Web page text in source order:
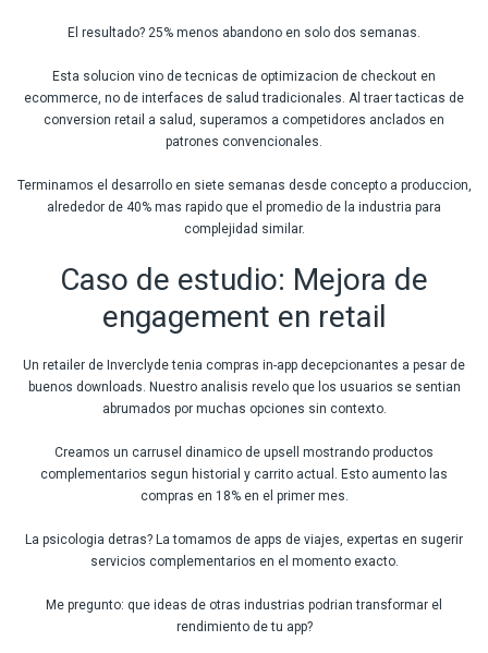
El resultado? 25% menos abandono en solo dos semanas.
Esta solucion vino de tecnicas de optimizacion de checkout en
ecommerce, no de interfaces de salud tradicionales. Al traer tacticas de
conversion retail a salud, superamos a competidores anclados en
patrones convencionales.
Terminamos el desarrollo en siete semanas desde concepto a produccion,
alrededor de 40% mas rapido que el promedio de la industria para
complejidad similar.
Caso de estudio: Mejora de
engagement en retail
Un retailer de Inverclyde tenia compras in-app decepcionantes a pesar de
buenos downloads. Nuestro analisis revelo que los usuarios se sentian
abrumados por muchas opciones sin contexto.
Creamos un carrusel dinamico de upsell mostrando productos
complementarios segun historial y carrito actual. Esto aumento las
compras en 18% en el primer mes.
La psicologia detras? La tomamos de apps de viajes, expertas en sugerir
servicios complementarios en el momento exacto.
Me pregunto: que ideas de otras industrias podrian transformar el
rendimiento de tu app?